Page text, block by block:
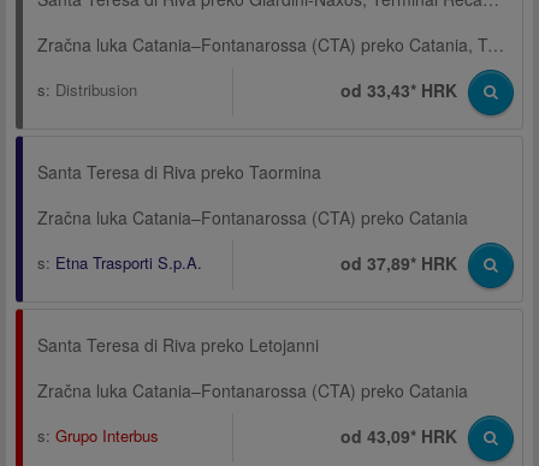
Zračna luka Catania–Fontanarossa (CTA) preko Catania, Terminal, Via Archimede
s: Distribusion od 33,43* HRK
Santa Teresa di Riva preko Taormina
Zračna luka Catania–Fontanarossa (CTA) preko Catania
s: Etna Trasporti S.p.A. od 37,89* HRK
Santa Teresa di Riva preko Letojanni
Zračna luka Catania–Fontanarossa (CTA) preko Catania
s: Grupo Interbus od 43,09* HRK